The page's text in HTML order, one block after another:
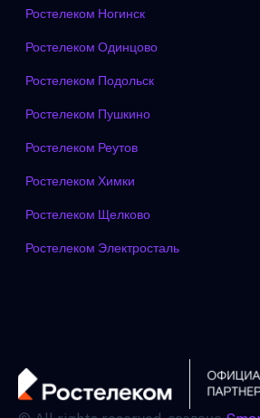
Ростелеком Ногинск
Ростелеком Одинцово
Ростелеком Подольск
Ростелеком Пушкино
Ростелеком Реутов
Ростелеком Химки
Ростелеком Щелково
Ростелеком Электросталь